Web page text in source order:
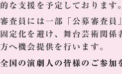
的な支援を予定しております。
審査員には一部「公募審査員
固定化を避け、舞台芸術関係
方へ機会提供を行います。
全国の演劇人の皆様のご参加